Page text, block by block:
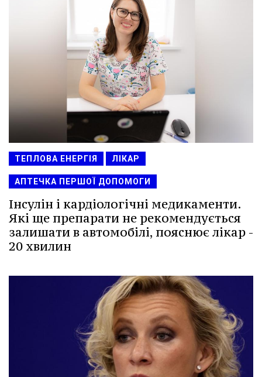
ТЕПЛОВА ЕНЕРГІЯ ЛІКАР
АПТЕЧКА ПЕРШОЇ ДОПОМОГИ
Інсулін і кардіологічні медикаменти.
Які ще препарати не рекомендується
залишати в автомобілі, пояснює лікар -
20 хвилин